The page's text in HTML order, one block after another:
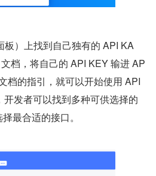
）上找到自己独有的 API KA
档，将自己的 API KEY 输进 AP
档的指引，就可以开始使用 API
发者可以找到多种可供选择的
最合适的接口。